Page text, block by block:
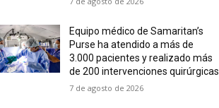
Equipo médico de Samaritan’s
Purse ha atendido a más de
3.000 pacientes y realizado más
de 200 intervenciones quirúrgicas
7 de agosto de 2026